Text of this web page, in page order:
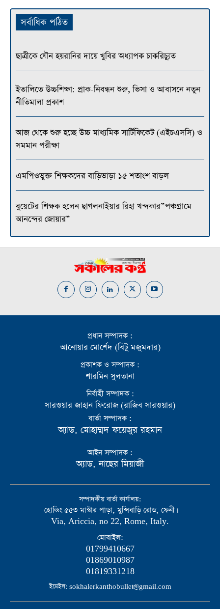
সর্বাধিক পঠিত
ছাত্রীকে যৌন হয়রানির দায়ে খুবির অধ্যাপক চাকরিচ্যুত
ইতালিতে উচ্চশিক্ষা: প্রাক-নিবন্ধন শুরু, ভিসা ও আবাসনে নতুন
নীতিমালা প্রকাশ
আজ থেকে শুরু হচ্ছে উচ্চ মাধ্যমিক সার্টিফিকেট (এইচএসসি) ও
সমমান পরীক্ষা
এমপিওভুক্ত শিক্ষকদের বাড়িভাড়া ১৫ শতাংশ বাড়ল
বুয়েটের শিক্ষক হলেন ছাগলনাইয়ার রিহা খন্দকার”পঞ্চগ্রামে
আনন্দের জোয়ার”
প্রধান সম্পাদক :
আনোয়ার মোর্শেদ (বিটু মজুমদার)
প্রকাশক ও সম্পাদক :
শারমিন সুলতানা
নির্বাহী সম্পাদক :
সারওয়ার জাহান ফিরোজ (রাজিব সারওয়ার)
বার্তা সম্পাদক :
অ্যাড. মোহাম্মদ ফয়েজুর রহমান
আইন সম্পাদক :
অ্যাড. নাছের মিয়াজী
সম্পাদকীয় বার্তা কার্যালয়:
হোল্ডিং ৫৫৩ মাস্টার পাড়া, মুন্সিবাড়ি রোড, ফেনী।
Via, Ariccia, no 22, Rome, Italy.
মোবাইল:
01799410667
01869010987
01819331218
ইমেইল: sokhalerkanthobullet@gmail.com